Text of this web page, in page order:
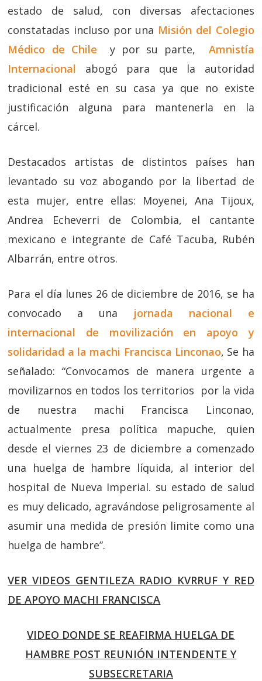
estado de salud, con diversas afectaciones
constatadas incluso por una Misión del Colegio
Médico de Chile
y por su parte, Amnistía
Internacional abogó para que la autoridad
tradicional esté en su casa ya que no existe
justificación alguna para mantenerla en la
cárcel.
Destacados artistas de distintos países han
levantado su voz abogando por la libertad de
esta mujer, entre ellas: Moyenei, Ana Tijoux,
Andrea Echeverri de Colombia, el cantante
mexicano e integrante de Café Tacuba, Rubén
Albarrán, entre otros.
Para el día lunes 26 de diciembre de 2016, se ha
convocado a una jornada nacional e
internacional de movilización en apoyo y
solidaridad a la machi Francisca Linconao, Se ha
señalado: “Convocamos de manera urgente a
movilizarnos en todos los territorios por la vida
de nuestra machi Francisca Linconao,
actualmente presa política mapuche, quien
desde el viernes 23 de diciembre a comenzado
una huelga de hambre líquida, al interior del
hospital de Nueva Imperial. su estado de salud
es muy delicado, agravándose peligrosamente al
asumir una medida de presión limite como una
huelga de hambre”.
VER VIDEOS GENTILEZA RADIO KVRRUF Y RED
DE APOYO MACHI FRANCISCA
VIDEO DONDE SE REAFIRMA HUELGA DE
HAMBRE POST REUNIÓN INTENDENTE Y
SUBSECRETARIA